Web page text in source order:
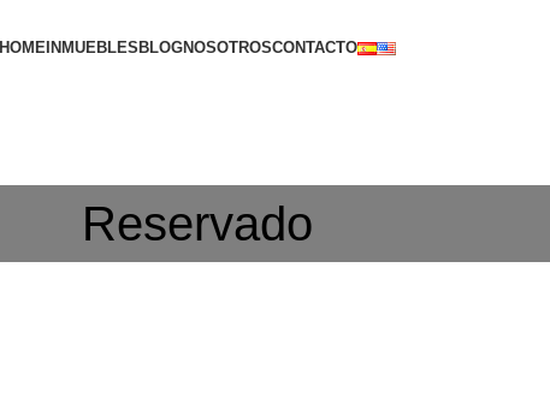
HOME INMUEBLES BLOGNOSOTROSCONTACTO
Reservado